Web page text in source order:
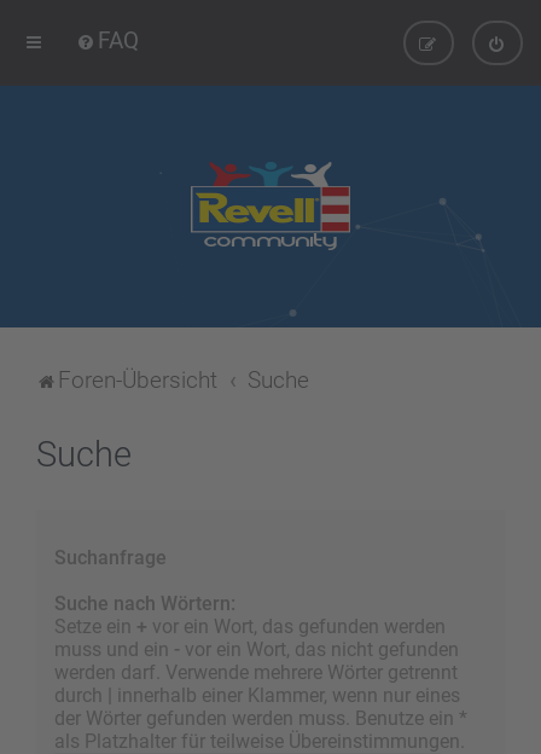
FAQ
Foren-Übersicht Suche
Suche
Suchanfrage
Suche nach Wörtern:
Setze ein + vor ein Wort, das gefunden werden
muss und ein - vor ein Wort, das nicht gefunden
werden darf. Verwende mehrere Wörter getrennt
durch
innerhalb einer Klammer, wenn nur eines
der Wörter gefunden werden muss. Benutze ein *
als Platzhalter für teilweise Übereinstimmungen.